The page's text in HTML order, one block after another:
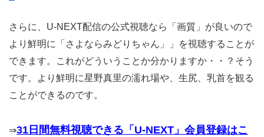
さらに、U-NEXT配信の公式視聴なら「画質」が良いので
より鮮明に「さよならみどりちゃん」」を視聴することが
できます。これがどういうことか分かりますか・・？そう
です。より鮮明に星野真里の濡れ場や、生尻、乳首を観る
ことができるのです。
⇒31日間無料視聴できる「U-NEXT」会員登録はこ